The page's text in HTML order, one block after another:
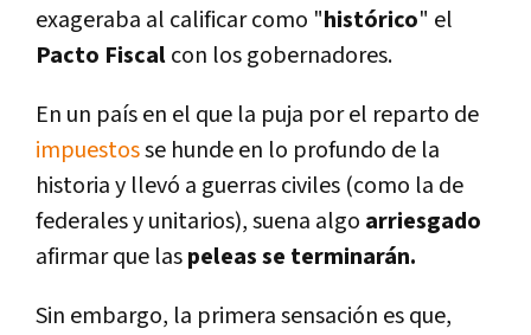
exageraba al calificar como "histórico" el
Pacto Fiscalcon los gobernadores.
En un paí­s en el que la puja por el reparto de
impuestosse hunde en lo profundo de la
historia y llevó a guerras civiles (como la de
federales y unitarios), suena algo arriesgado
afirmar que laspeleas se terminarán.
Sin embargo, la primera sensación es que,